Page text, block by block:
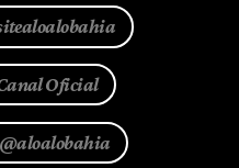
Oficial
@aloalobahia